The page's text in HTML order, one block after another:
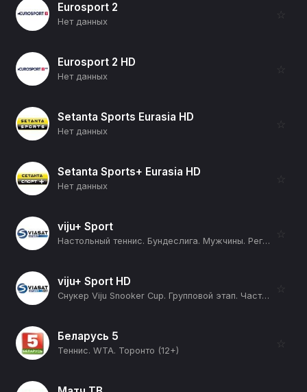
Eurosport 2
Нет данных
☆
Eurosport 2 HD
Нет данных
☆
Setanta Sports Eurasia HD
Нет данных
☆
Setanta Sports+ Eurasia HD
Нет данных
☆
viju+ Sport
Настольный теннис. Бундеслига. Мужчины. Регулярный сезон 2025/26. 19 тур. Боруссия Дюссельдорф - Бад Кёнигсхофен. Бад Хомбург - Саарбрюккен (12+)
☆
viju+ Sport HD
Снукер Viju Snooker Cup. Групповой этап. Часть 1-я. Группа А: Андей Гладык - Андрей Карасов. Группа B: Микаэл Нерсисян - Артем Истомин (12+)
☆
Беларусь 5
Теннис. WTA. Торонто (12+)
☆